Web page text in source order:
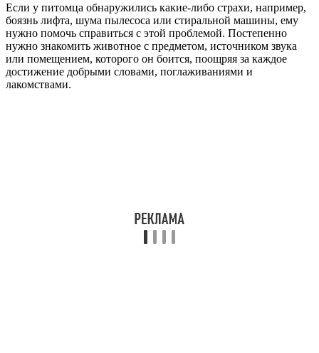
Если у питомца обнаружились какие-либо страхи, например,
боязнь лифта, шума пылесоса или стиральной машины, ему
нужно помочь справиться с этой проблемой. Постепенно
нужно знакомить животное с предметом, источником звука
или помещением, которого он боится, поощряя за каждое
достижение добрыми словами, поглаживаниями и
лакомствами.